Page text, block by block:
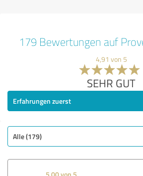
179 Bewertungen auf
4,91 von 5
SEHR GUT
Erfahrungen zuerst
Alle (179)
5,00 von 5